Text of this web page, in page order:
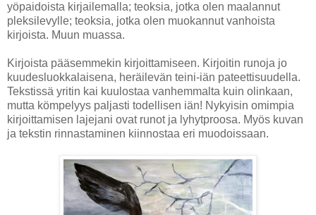
yöpaidoista kirjailemalla; teoksia, jotka olen maalannut
pleksilevylle; teoksia, jotka olen muokannut vanhoista
kirjoista. Muun muassa.
Kirjoista pääsemmekin kirjoittamiseen. Kirjoitin runoja jo
kuudesluokkalaisena, heräilevän teini-iän pateettisuudella.
Tekstissä yritin kai kuulostaa vanhemmalta kuin olinkaan,
mutta kömpelyys paljasti todellisen iän! Nykyisin omimpia
kirjoittamisen lajejani ovat runot ja lyhytproosa. Myös kuvan
ja tekstin rinnastaminen kiinnostaa eri muodoissaan.